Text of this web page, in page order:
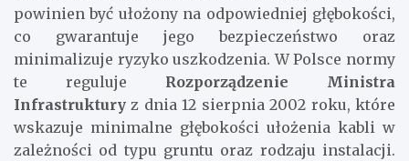
powinien być ułożony na odpowiedniej głębokości,
co gwarantuje jego bezpieczeństwo oraz
minimalizuje ryzyko uszkodzenia. W Polsce normy
te reguluje Rozporządzenie Ministra
Infrastruktury z dnia 12 sierpnia 2002 roku, które
wskazuje minimalne głębokości ułożenia kabli w
zależności od typu gruntu oraz rodzaju instalacji.